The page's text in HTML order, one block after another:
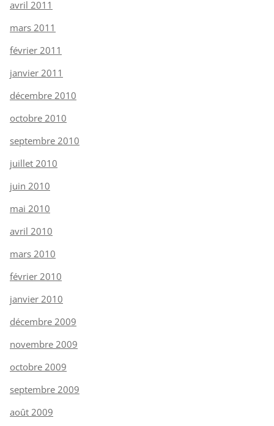
avril 2011
mars 2011
février 2011
janvier 2011
décembre 2010
octobre 2010
septembre 2010
juillet 2010
juin 2010
mai 2010
avril 2010
mars 2010
février 2010
janvier 2010
décembre 2009
novembre 2009
octobre 2009
septembre 2009
août 2009